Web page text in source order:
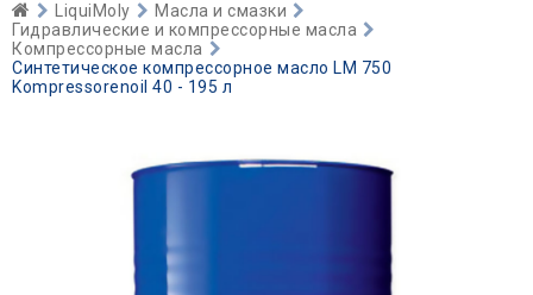
LiquiMoly
Масла и смазки
Гидравлические и компрессорные масла
Компрессорные масла
Синтетическое компрессорное масло LM 750
Kompressorenoil 40 - 195 л